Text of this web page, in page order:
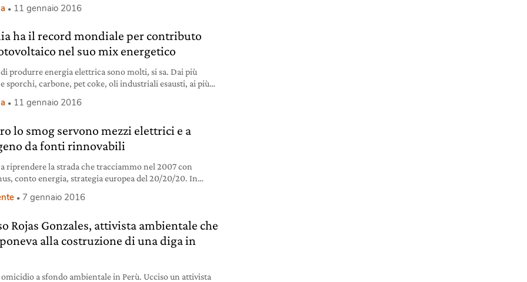
rispetto ai livelli dell’era pre-industriale. È quanto
ha rilevato che gli obiettivi di
11 gennaio 2016
ha il record mondiale per contributo
nel suo mix energetico
produrre energia elettrica sono molti, si sa. Dai più
sporchi, carbone, pet coke, oli industriali esausti, ai più
immessa in rete, a cui poi si allacciano le case, e tutti noi.
11 gennaio 2016
lo smog servono mezzi elettrici e a
da fonti rinnovabili
riprendere la strada che tracciammo nel 2007 con
conto energia, strategia europea del 20/20/20. In
la rottamazione di auto e moto senza acquisto di
a mezzi pubblici.
7 gennaio 2016
Rojas Gonzales, attivista ambientale che
alla costruzione di una diga in
a sfondo ambientale in Perù. Ucciso un attivista